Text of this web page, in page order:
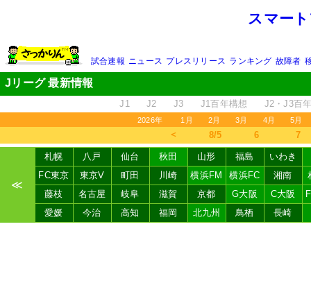
スマー
試合速報 ニュース プレスリリース ランキング 故障者
Jリーグ 最新情報
J1 J2 J3 J1百年構想 J2・J3百
2026年 1月 2月 3月 4月 5月
＜ 8/5 6 7
≪
札幌 八戸 仙台 秋田 山形 福島
いわき
FC東京
東京V 町田 川崎 横浜FM 横浜FC 湘南
藤枝
名古屋 岐阜 滋賀 京都 G大阪 C大阪
愛媛
今治 高知 福岡 北九州 鳥栖 長崎